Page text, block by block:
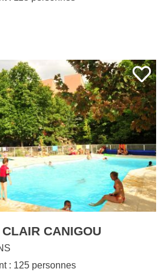
CANIGOU
: 125 personnes